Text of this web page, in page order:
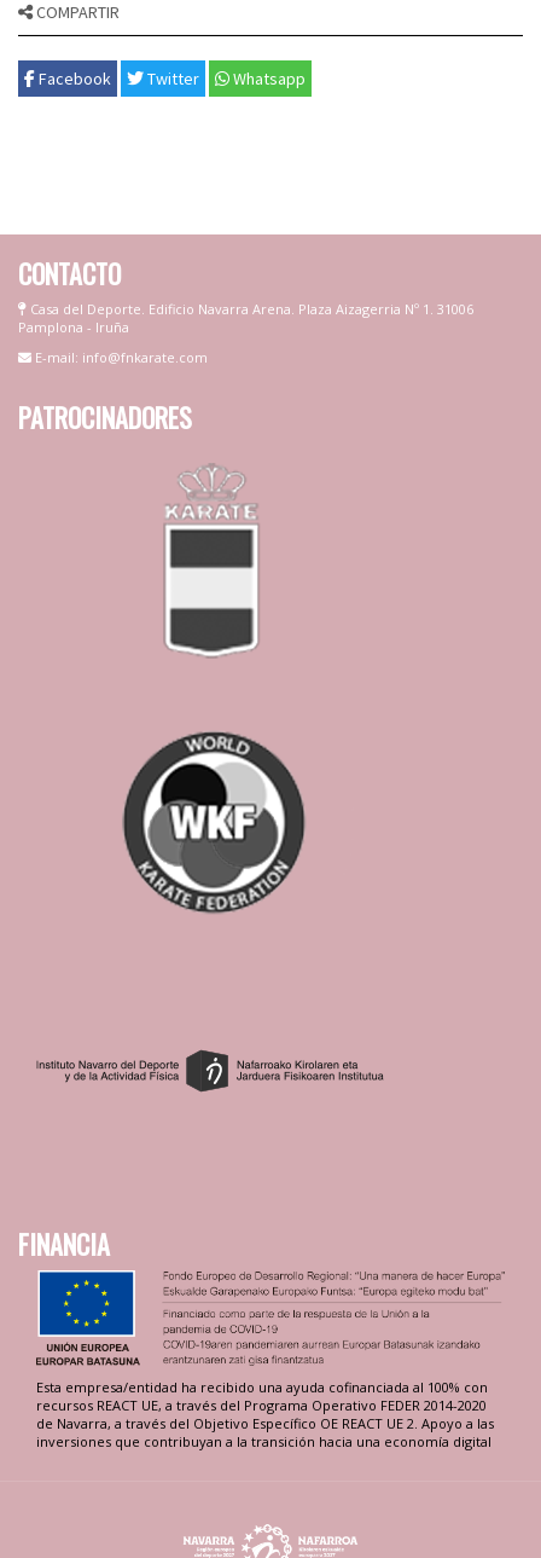
COMPARTIR
Facebook Twitter Whatsapp
CONTACTO
Casa del Deporte. Edificio Navarra Arena. Plaza Aizagerria Nº 1. 31006
Pamplona - Iruña
E-mail: info@fnkarate.com
PATROCINADORES
FINANCIA
Esta empresa/entidad ha recibido una ayuda cofinanciada al 100% con
recursos REACT UE, a través del Programa Operativo FEDER 2014-2020
de Navarra, a través del Objetivo Específico OE REACT UE 2. Apoyo a las
inversiones que contribuyan a la transición hacia una economía digital